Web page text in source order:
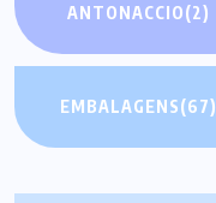
ANTONACCIO(2)
EMBALAGENS(67)